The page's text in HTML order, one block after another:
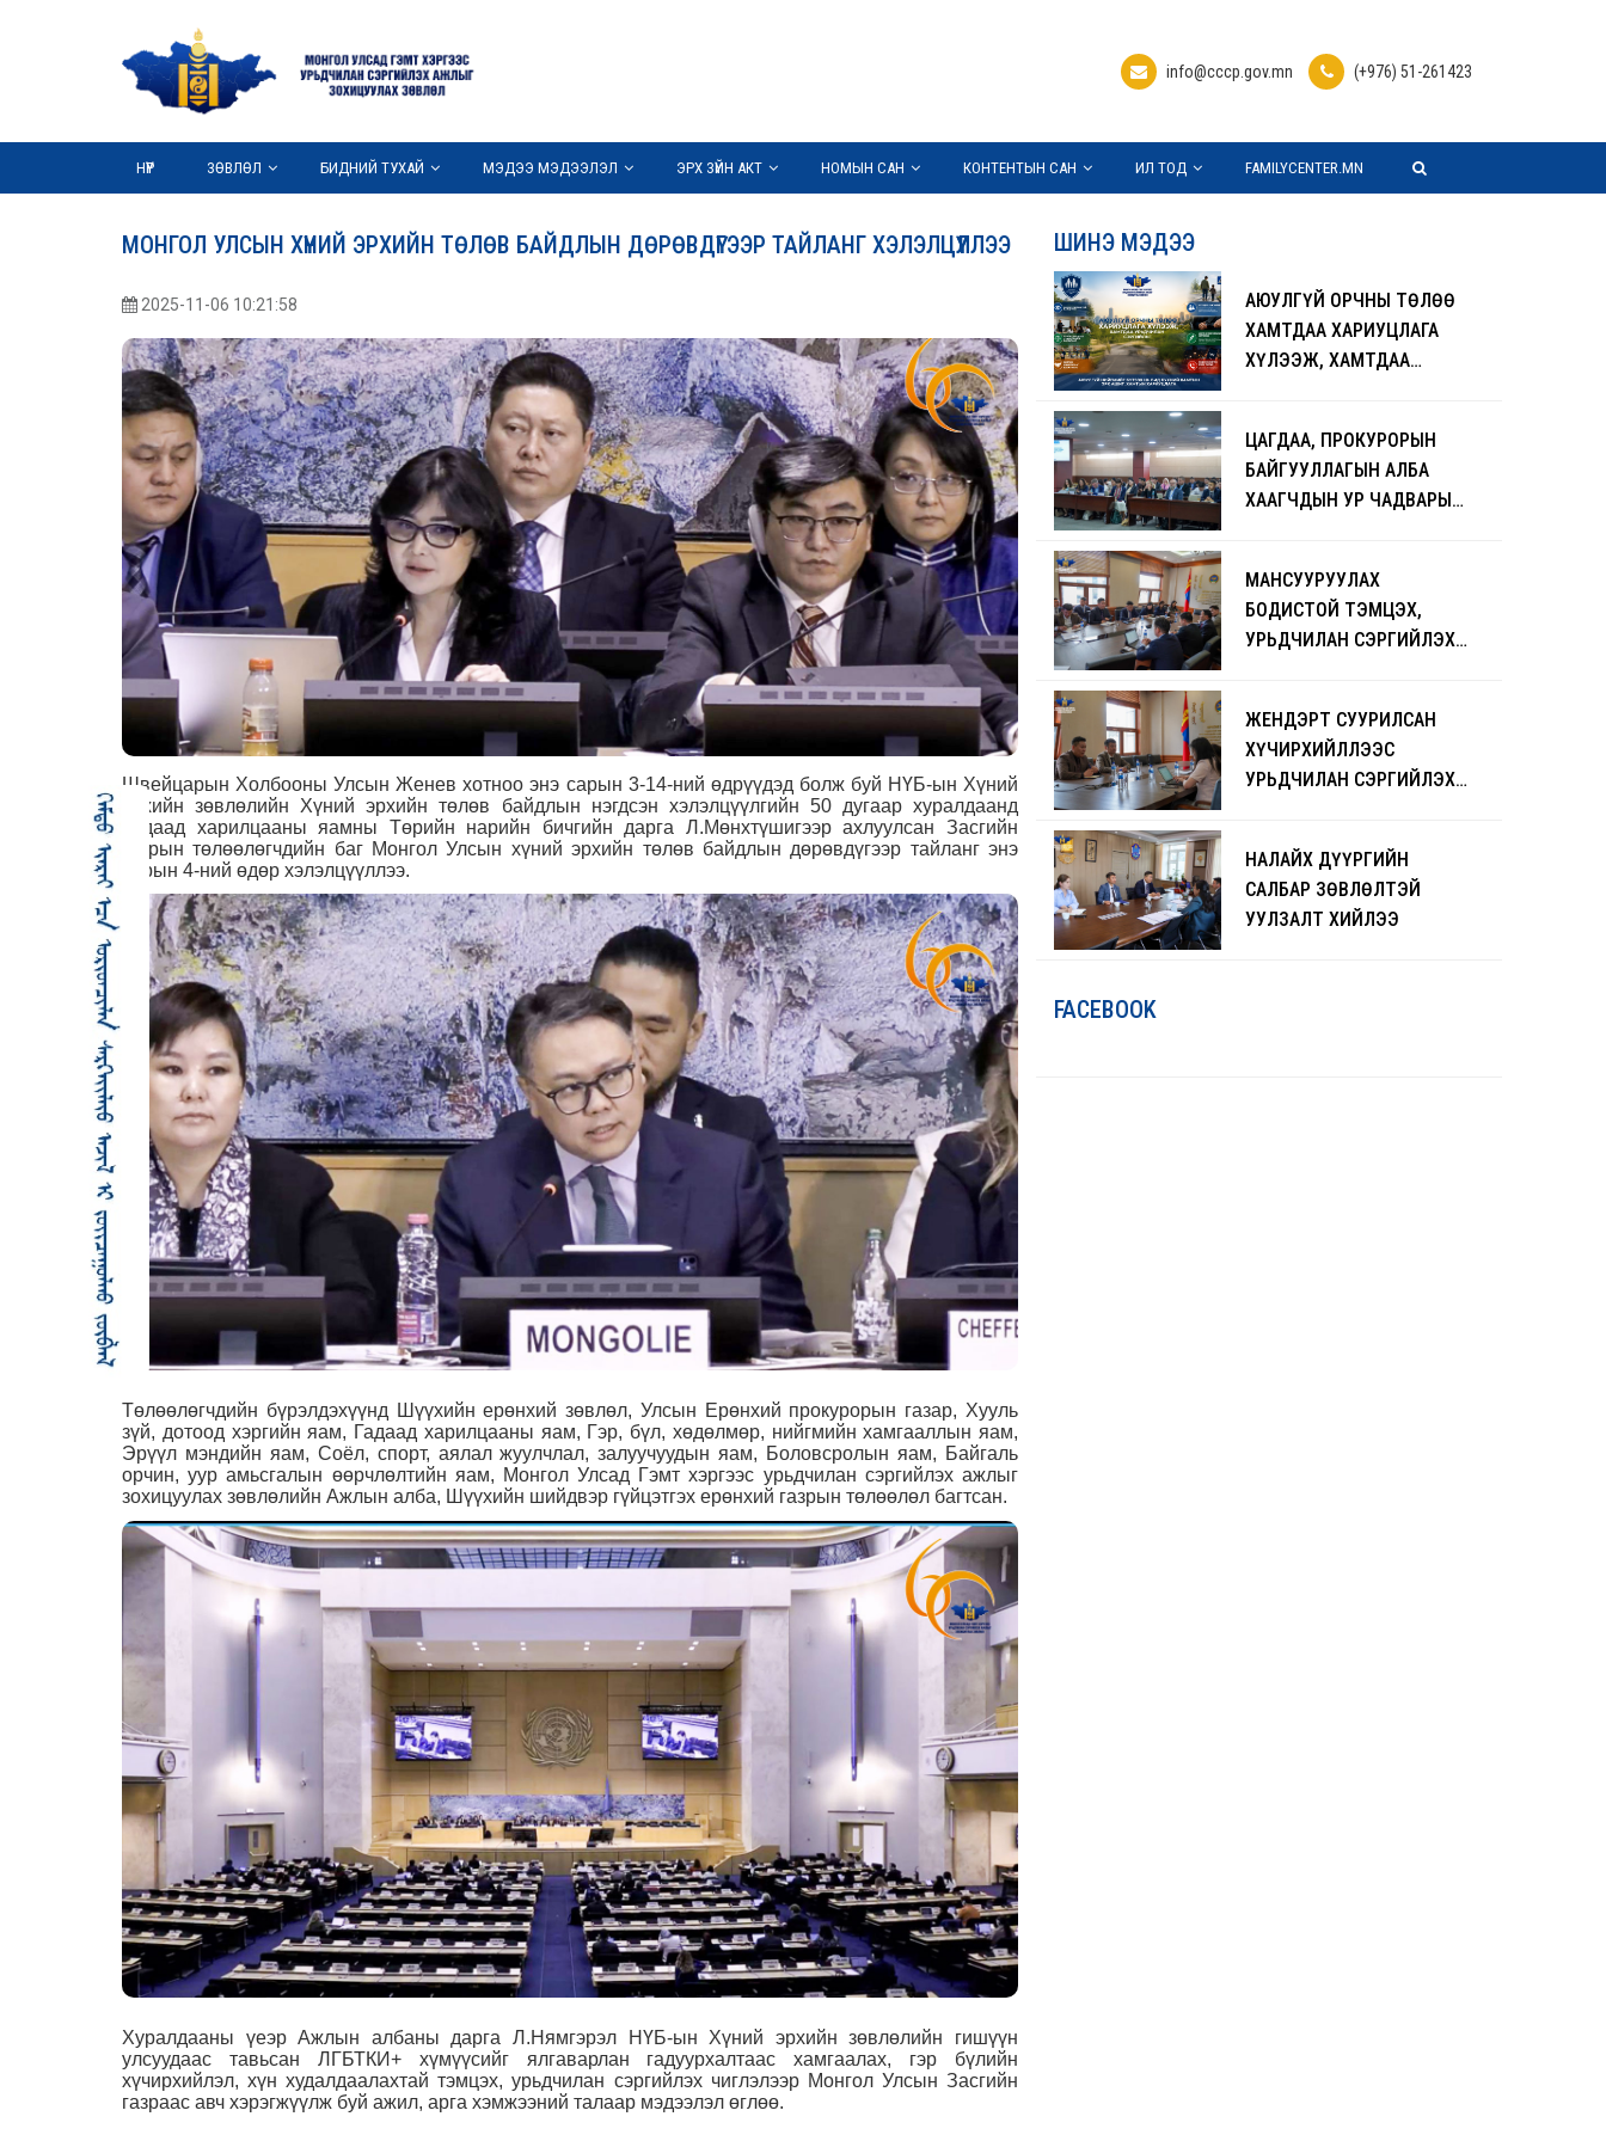
info@cccp.gov.mn (+976) 51-261423
НҮҮР ЗӨВЛӨЛ БИДНИЙ ТУХАЙ МЭДЭЭ МЭДЭЭЛЭЛ ЭРХ ЗҮЙН АКТ НОМЫН САН КОНТЕНТЫН САН ИЛ ТОД FAMILYCENTER.MN
МОНГОЛ УЛСЫН ХҮНИЙ ЭРХИЙН ТӨЛӨВ БАЙДЛЫН ДӨРӨВДҮГЭЭР ТАЙЛАНГ ХЭЛЭЛЦҮҮЛЛЭЭ
2025-11-06 10:21:58
Швейцарын Холбооны Улсын Женев хотноо энэ сарын 3-14-ний өдрүүдэд болж буй НҮБ-ын Хүний
эрхийн зөвлөлийн Хүний эрхийн төлөв байдлын нэгдсэн хэлэлцүүлгийн 50 дугаар хуралдаанд
Гадаад харилцааны яамны Төрийн нарийн бичгийн дарга Л.Мөнхтүшигээр ахлуулсан Засгийн
газрын төлөөлөгчдийн баг Монгол Улсын хүний эрхийн төлөв байдлын дөрөвдүгээр тайланг энэ
сарын 4-ний өдөр хэлэлцүүллээ.
Төлөөлөгчдийн бүрэлдэхүүнд Шүүхийн ерөнхий зөвлөл, Улсын Ерөнхий прокурорын газар, Хууль
зүй, дотоод хэргийн яам, Гадаад харилцааны яам, Гэр, бүл, хөдөлмөр, нийгмийн хамгааллын яам,
Эрүүл мэндийн яам, Соёл, спорт, аялал жуулчлал, залуучуудын яам, Боловсролын яам, Байгаль
орчин, уур амьсгалын өөрчлөлтийн яам, Монгол Улсад Гэмт хэргээс урьдчилан сэргийлэх ажлыг
зохицуулах зөвлөлийн Ажлын алба, Шүүхийн шийдвэр гүйцэтгэх ерөнхий газрын төлөөлөл багтсан.
Хуралдааны үеэр Ажлын албаны дарга Л.Нямгэрэл НҮБ-ын Хүний эрхийн зөвлөлийн гишүүн
улсуудаас тавьсан ЛГБТКИ+ хүмүүсийг ялгаварлан гадуурхалтаас хамгаалах, гэр бүлийн
хүчирхийлэл, хүн худалдаалахтай тэмцэх, урьдчилан сэргийлэх чиглэлээр Монгол Улсын Засгийн
газраас авч хэрэгжүүлж буй ажил, арга хэмжээний талаар мэдээлэл өглөө.
ШИНЭ МЭДЭЭ
АЮУЛГҮЙ ОРЧНЫ ТӨЛӨӨ
ХАМТДАА ХАРИУЦЛАГА
ХҮЛЭЭЖ, ХАМТДАА
ЦАГДАА, ПРОКУРОРЫН
БАЙГУУЛЛАГЫН АЛБА
ХААГЧДЫН УР ЧАДВАРЫГ
БОЛЖ БАЙНА
МАНСУУРУУЛАХ
БОДИСТОЙ ТЭМЦЭХ,
УРЬДЧИЛАН СЭРГИЙЛЭХ
ЖЕНДЭРТ СУУРИЛСАН
ХҮЧИРХИЙЛЛЭЭС
УРЬДЧИЛАН СЭРГИЙЛЭХ
НАЛАЙХ ДҮҮРГИЙН
САЛБАР ЗӨВЛӨЛТЭЙ
УУЛЗАЛТ ХИЙЛЭЭ
FACEBOOK